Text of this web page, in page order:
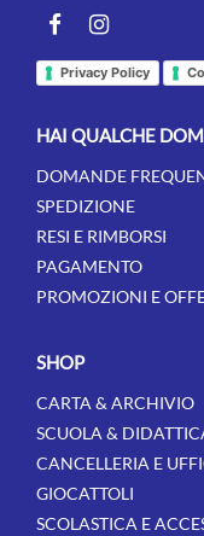
Facebookinstagram
Privacy Policy
SHOP
CARTA & ARCHIVIO
SCUOLA &
CANCELLERIA E
GIOCATTOLI
SCOLASTICA E
HAI QUALCHE
DOMANDE
SPEDIZIONE
RESI E RIMBORSI
PAGAMENTO
PROMOZIONI E